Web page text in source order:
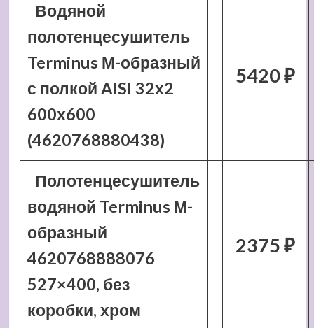
Водяной
полотенцесушитель
Terminus М-образный
с полкой AISI 32х2
600х600
(4620768880438)
5420 ₽
Полотенцесушитель
водяной Terminus М-
образный
4620768888076
527×400, без
коробки, хром
2375 ₽